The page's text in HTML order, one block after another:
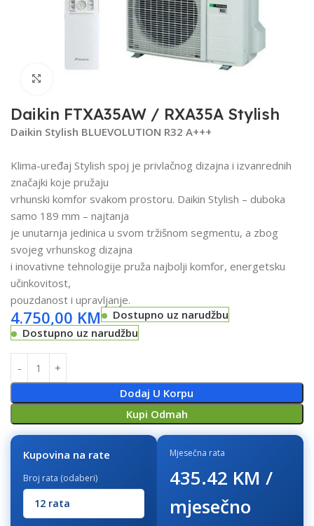
Daikin FTXA35AW / RXA35A Stylish
Daikin Stylish BLUEVOLUTION R32 A+++
Klima-uređaj Stylish spoj je privlačnog dizajna i izvanrednih
značajki koje pružaju
vrhunski komfor svakom prostoru. Daikin Stylish – duboka
samo 189 mm – najtanja
je unutarnja jedinica u svom tržišnom segmentu, a zbog
svojeg vrhunskog dizajna
i inovativne tehnologije pruža najbolji komfor, energetsku
učinkovitost,
pouzdanost i upravljanje.
4.750,00 KM
Dostupno uz narudžbu
Dostupno uz narudžbu
Dodaj U Korpu
Kupi Odmah
Kupovina na rate
Broj rata (odaberi)
Mjesečna rata
435.42 KM /
mjesečno